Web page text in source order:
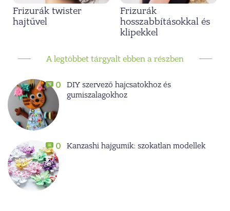
Frizurák twister
hajtűvel
Frizurák
hosszabbításokkal és
klipekkel
A legtöbbet tárgyalt ebben a részben
0
DIY szervező hajcsatokhoz és
gumiszalagokhoz
0 Kanzashi hajgumik: szokatlan modellek